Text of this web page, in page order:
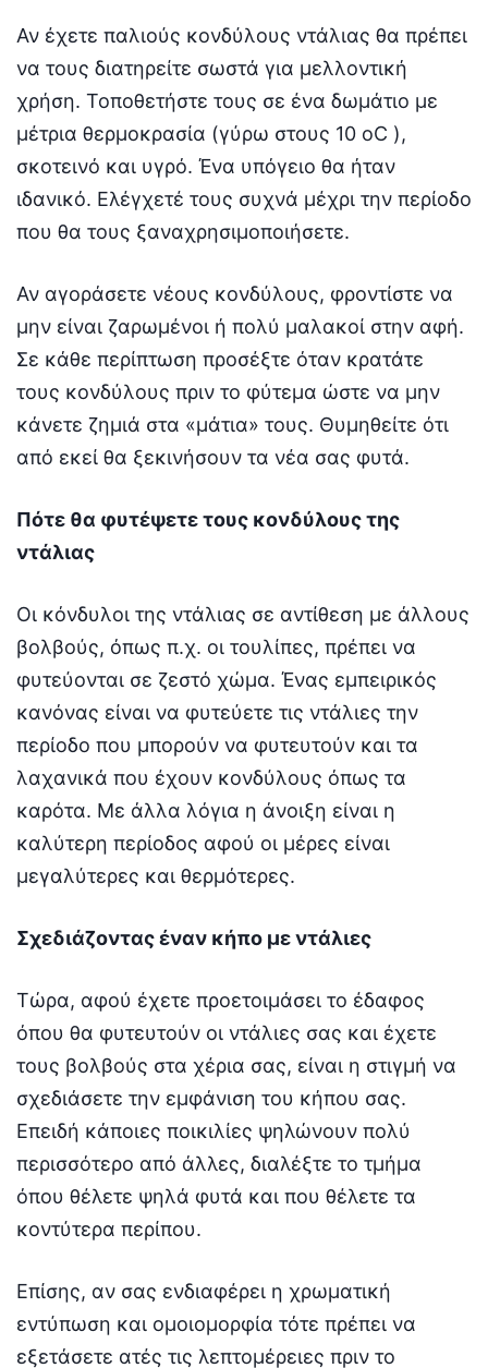
Αν έχετε παλιούς κονδύλους ντάλιας θα πρέπει
να τους διατηρείτε σωστά για μελλοντική
χρήση. Τοποθετήστε τους σε ένα δωμάτιο με
μέτρια θερμοκρασία (γύρω στους 10 οC ),
σκοτεινό και υγρό. Ένα υπόγειο θα ήταν
ιδανικό. Ελέγχετέ τους συχνά μέχρι την περίοδο
που θα τους ξαναχρησιμοποιήσετε.
Αν αγοράσετε νέους κονδύλους, φροντίστε να
μην είναι ζαρωμένοι ή πολύ μαλακοί στην αφή.
Σε κάθε περίπτωση προσέξτε όταν κρατάτε
τους κονδύλους πριν το φύτεμα ώστε να μην
κάνετε ζημιά στα «μάτια» τους. Θυμηθείτε ότι
από εκεί θα ξεκινήσουν τα νέα σας φυτά.
Πότε θα φυτέψετε τους κονδύλους της
ντάλιας
Οι κόνδυλοι της ντάλιας σε αντίθεση με άλλους
βολβούς, όπως π.χ. οι τουλίπες, πρέπει να
φυτεύονται σε ζεστό χώμα. Ένας εμπειρικός
κανόνας είναι να φυτεύετε τις ντάλιες την
περίοδο που μπορούν να φυτευτούν και τα
λαχανικά που έχουν κονδύλους όπως τα
καρότα. Με άλλα λόγια η άνοιξη είναι η
καλύτερη περίοδος αφού οι μέρες είναι
μεγαλύτερες και θερμότερες.
Σχεδιάζοντας έναν κήπο με ντάλιες
Τώρα, αφού έχετε προετοιμάσει το έδαφος
όπου θα φυτευτούν οι ντάλιες σας και έχετε
τους βολβούς στα χέρια σας, είναι η στιγμή να
σχεδιάσετε την εμφάνιση του κήπου σας.
Επειδή κάποιες ποικιλίες ψηλώνουν πολύ
περισσότερο από άλλες, διαλέξτε το τμήμα
όπου θέλετε ψηλά φυτά και που θέλετε τα
κοντύτερα περίπου.
Επίσης, αν σας ενδιαφέρει η χρωματική
εντύπωση και ομοιομορφία τότε πρέπει να
εξετάσετε ατές τις λεπτομέρειες πριν το